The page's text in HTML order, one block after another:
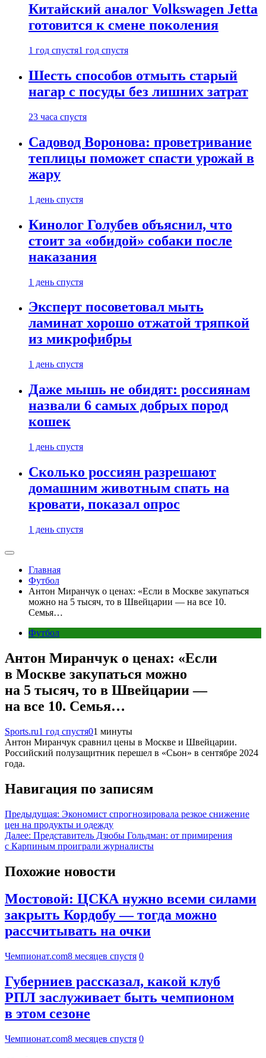
Китайский аналог Volkswagen Jetta
готовится к смене поколения
1 год спустя1 год спустя
Шесть способов отмыть старый
нагар с посуды без лишних затрат
23 часа спустя
Садовод Воронова: проветривание
теплицы поможет спасти урожай в
жару
1 день спустя
Кинолог Голубев объяснил, что
стоит за «обидой» собаки после
наказания
1 день спустя
Эксперт посоветовал мыть
ламинат хорошо отжатой тряпкой
из микрофибры
1 день спустя
Даже мышь не обидят: россиянам
назвали 6 самых добрых пород
кошек
1 день спустя
Сколько россиян разрешают
домашним животным спать на
кровати, показал опрос
1 день спустя
Главная
Футбол
Антон Миранчук о ценах: «Если в Москве закупаться
можно на 5 тысяч, то в Швейцарии — на все 10.
Семья…
Футбол
Антон Миранчук о ценах: «Если
в Москве закупаться можно
на 5 тысяч, то в Швейцарии —
на все 10. Семья…
Sports.ru1 год спустя01 минуты
Антон Миранчук сравнил цены в Москве и Швейцарии.
Российский полузащитник перешел в «Сьон» в сентябре 2024
года.
Навигация по записям
Предыдущая: Экономист спрогнозировала резкое снижение
цен на продукты и одежду
Далее: Представитель Дзюбы Гольдман: от примирения
с Карпиным проиграли журналисты
Похожие новости
Мостовой: ЦСКА нужно всеми силами
закрыть Кордобу — тогда можно
рассчитывать на очки
Чемпионат.com8 месяцев спустя 0
Губерниев рассказал, какой клуб
РПЛ заслуживает быть чемпионом
в этом сезоне
Чемпионат.com8 месяцев спустя 0